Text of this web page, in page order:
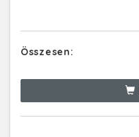
Összesen: